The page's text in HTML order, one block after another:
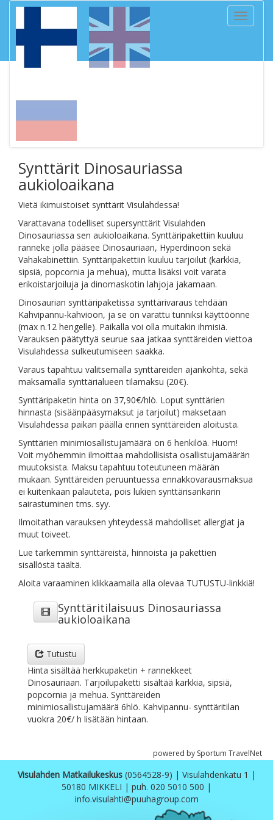
Toggle
Synttärit Dinosauriassa
aukioloaikana
Vietä ikimuistoiset synttärit Visulahdessa!
Varattavana todelliset supersynttärit Visulahden
Dinosauriassa sen aukioloaikana. Synttäripakettiin kuuluu
ranneke jolla pääsee Dinosauriaan, Hyperdinoon sekä
Vahakabinettiin. Synttäripakettiin kuuluu tarjoilut (karkkia,
sipsiä, popcornia ja mehua), mutta lisäksi voit varata
erikoistarjoiluja ja dinomaskotin lahjoja jakamaan.
Dinosaurian synttäripaketissa synttärivaraus tehdään
Kahvipannu-kahvioon, ja se on varattu tunniksi käyttöönne
(max n.12 hengelle). Paikalla voi olla muitakin ihmisiä.
Varauksen päätyttyä seurue saa jatkaa synttäreiden viettoa
Visulahdessa sulkeutumiseen saakka.
Varaus tapahtuu valitsemalla synttäreiden ajankohta, sekä
maksamalla synttärialueen tilamaksu (20€).
Synttäripaketin hinta on 37,90€/hlö. Loput synttärien
hinnasta (sisäänpääsymaksut ja tarjoilut) maksetaan
Visulahdessa paikan päällä ennen synttäreiden aloitusta.
Synttärien minimiosallistujamäärä on 6 henkilöä. Huom!
Voit myöhemmin ilmoittaa mahdollisista osallistujamäärän
muutoksista. Maksu tapahtuu toteutuneen määrän
mukaan. Synttäreiden peruuntuessa ennakkovarausmaksua
ei kuitenkaan palauteta, pois lukien synttärisankarin
sairastuminen tms. syy.
Ilmoitathan varauksen yhteydessä mahdolliset allergiat ja
muut toiveet.
Lue tarkemmin synttäreistä, hinnoista ja pakettien
sisällöstätäältä.
Aloita varaaminen klikkaamalla alla olevaa TUTUSTU-linkkiä!
Synttäritilaisuus Dinosauriassa
aukioloaikana
Tutustu
Hinta sisältää herkkupaketin + rannekkeet
Dinosauriaan. Tarjoilupaketti sisältää karkkia, sipsiä,
popcornia ja mehua. Synttäreiden
minimiosallistujamäärä 6hlö. Kahvipannu- synttäritilan
vuokra 20€/ h lisätään hintaan.
powered by Sportum TravelNet
Visulahden Matkailukeskus(0564528-9) | Visulahdenkatu 1 |
50180 MIKKELI | puh. 020 5010 500 |
info.visulahti@puuhagroup.com